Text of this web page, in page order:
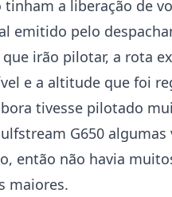
a liberação de
emitido pelo
irão pilotar, a rota
e a altitude que foi
tivesse pilotado
G650
então não havia
maiores.